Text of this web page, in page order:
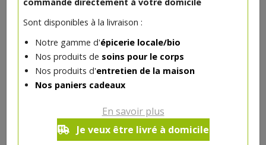
Sont disponibles à la livraison :
Notre gamme d'épicerie locale/bio
Nos produits de soins pour le corps
Nos produits d'entretien de la maison
Nos paniers cadeaux
En savoir plus
Je veux être livré à domicile
DANS LA MÊME CATÉGORIE ...